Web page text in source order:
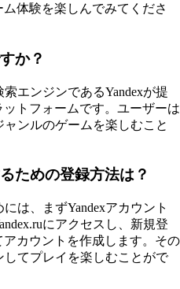
体験を楽しんでみてくださ
か？
エンジンであるYandexが提
トフォームです。ユーザーは
ャンルのゲームを楽しむこと
ための登録方法は？
は、まずYandexアカウント
にアクセスし、新規登
カウントを作成します。その
してプレイを楽しむことがで